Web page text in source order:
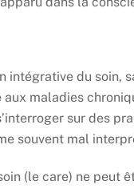
du soin,
maladies
sur des
souvent mal
(le care) ne peut